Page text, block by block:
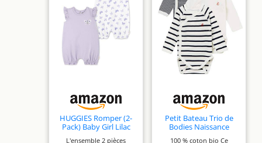
HUGGIES Romper (2-
Pack) Baby Girl Lilac
L'ensemble 2 pièces
Petit Bateau Trio de
Bodies Naissance
100 % coton bio Ce